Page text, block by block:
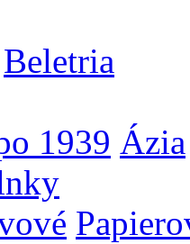
Beletria
1939 Ázia